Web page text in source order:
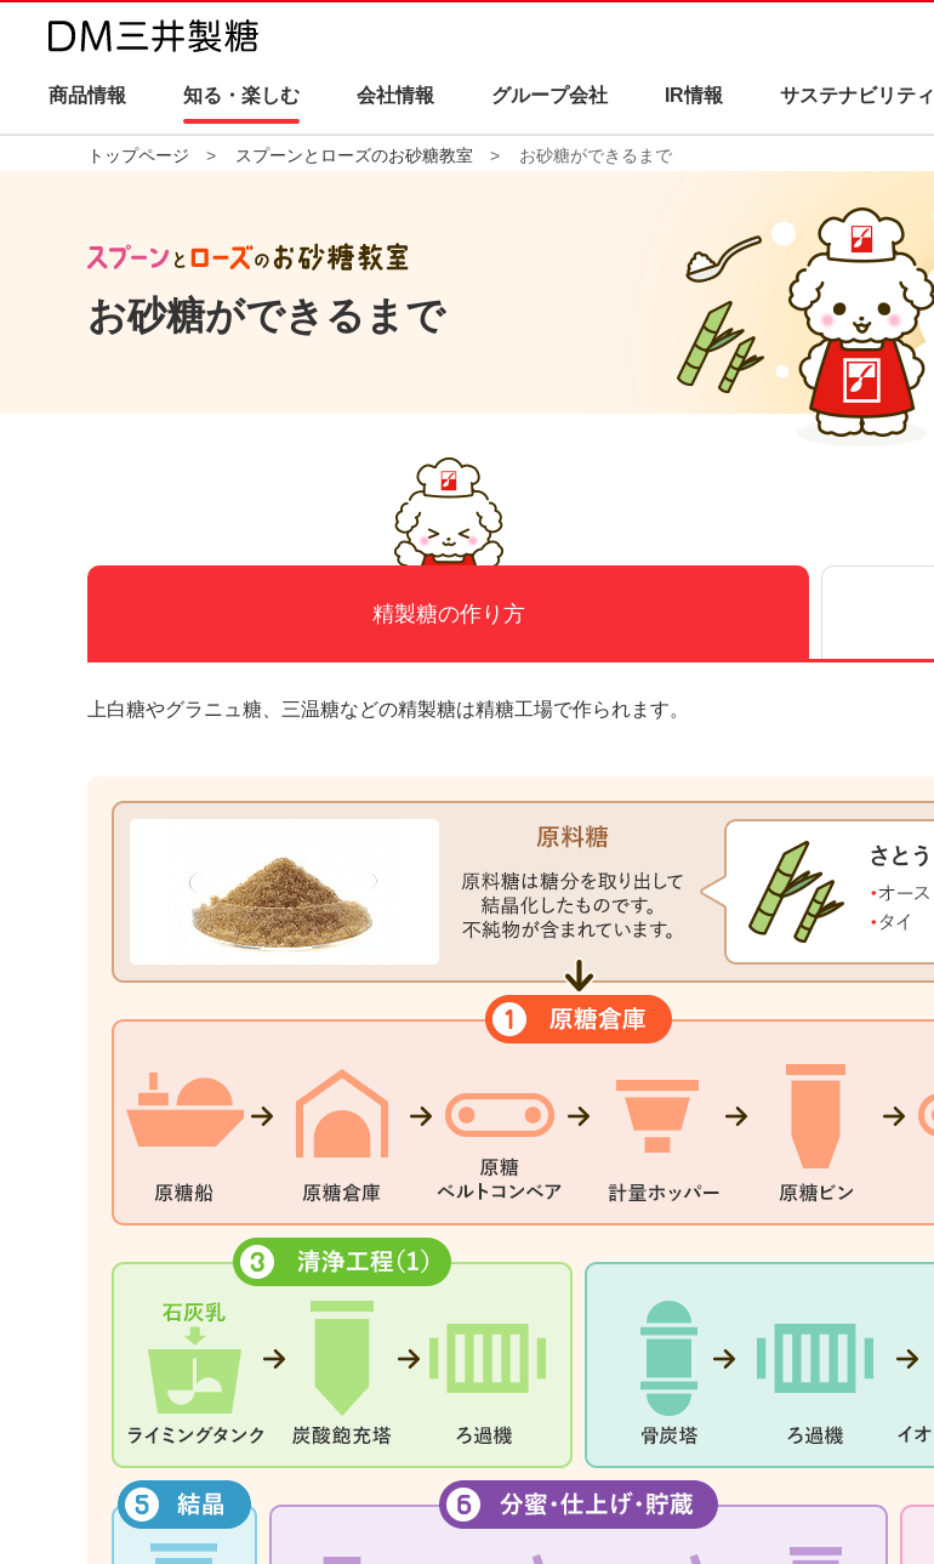
商品情報 知る・楽しむ 会社情報 グループ会社 IR情報 サステナビリティ
トップページ スプーンとローズのお砂糖教室 お砂糖ができるまで
お砂糖ができるまで
精製糖の作り方
上白糖やグラニュ糖、三温糖などの精製糖は精糖工場で作られます。